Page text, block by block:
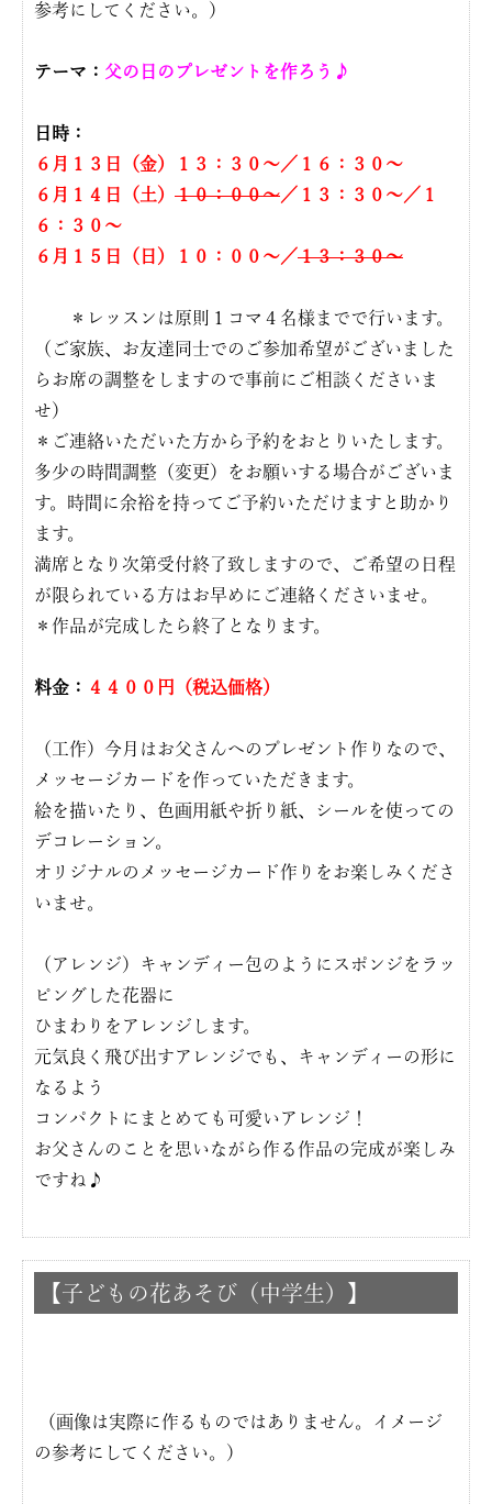
参考にしてください。）
テーマ： 父の日のプレゼントを作ろう♪
日時：
６月１３日（金）１３：３０〜／１６：３０〜
６ 月１４日（土） １０：００〜／１３：３０〜／１
６：３０〜
６月１５日（日）１０：００〜／１３：３０〜
＊レッスンは原則１コマ４名様までで行います。
（ご家族、お友達同士でのご参加希望がございました
らお席の調整をしますので事前にご相談くださいま
せ）
＊ご連絡いただいた方から予約をおとりいたします。
多少の時間調整（変更）をお願いする場合がございま
す。時間に余裕を持ってご予約いただけますと助かり
ます。
満席となり次第受付終了致しますので、ご希望の日程
が限られている方はお早めにご連絡くださいませ。
＊作品が完成したら終了となります。
料金： ４４００円（税込価格）
（工作）今月はお父さんへのプレゼント作りなので、
メッセージカードを作っていただきます。
絵を描いたり、色画用紙や折り紙、シールを使っての
デコレーション。
オリジナルのメッセージカード作りをお楽しみくださ
いませ。
（アレンジ）キャンディー包のようにスポンジをラッ
ピングした花器に
ひまわりをアレンジします。
元気良く飛び出すアレンジでも、キャンディーの形に
なるよう
コンパクトにまとめても可愛いアレンジ！
お父さんのことを思いながら作る作品の完成が楽しみ
ですね♪
【子どもの花あそび（中学生）】
（画像は実際に作るものではありません。イメージ
の参考にしてください。）